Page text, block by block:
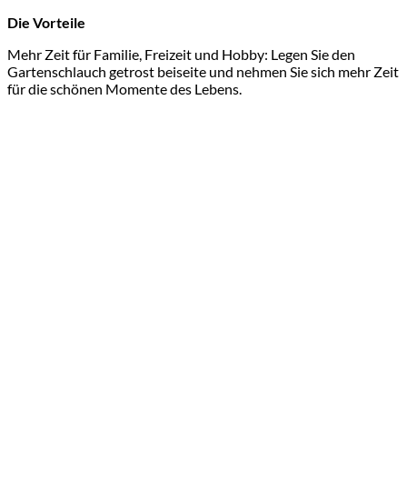
Die Vorteile
Mehr Zeit für Familie, Freizeit und Hobby: Legen Sie den
Gartenschlauch getrost beiseite und nehmen Sie sich mehr Zeit
für die schönen Momente des Lebens.